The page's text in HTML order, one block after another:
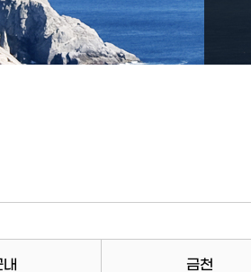
내 금천